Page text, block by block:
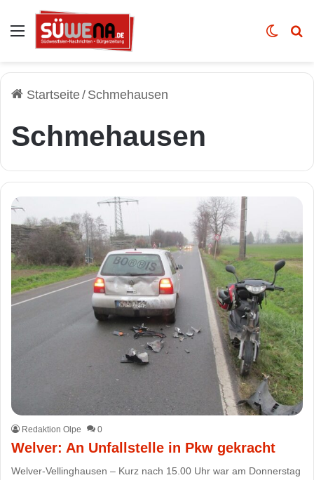
Auswahl Skin
Startseite/ Schmehausen
Schmehausen
Redaktion Olpe 0
Welver: An Unfallstelle in Pkw gekracht
Welver-Vellinghausen – Kurz nach 15.00 Uhr war am Donnerstag